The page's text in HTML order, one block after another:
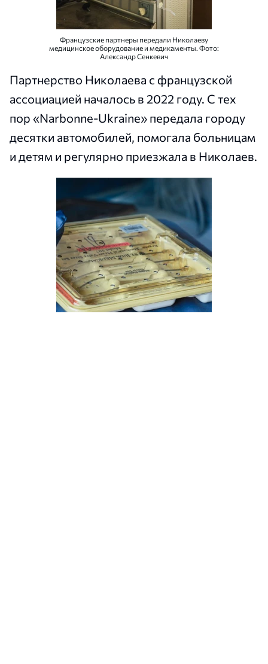
Французские партнеры передали Николаеву
медицинское оборудование и медикаменты. Фото:
Александр Сенкевич
Партнерство Николаева с французской
ассоциацией началось в 2022 году. С тех
пор «Narbonne-Ukraine» передала городу
десятки автомобилей, помогала больницам
и детям и регулярно приезжала в Николаев.